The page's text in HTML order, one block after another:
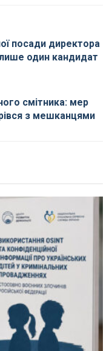
посади директора
один кандидат
смітника: мер
з мешканцями